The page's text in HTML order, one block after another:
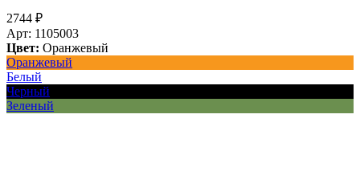
2744 ₽
Арт: 1105003
Цвет: Оранжевый
Оранжевый
Белый
Черный
Зеленый